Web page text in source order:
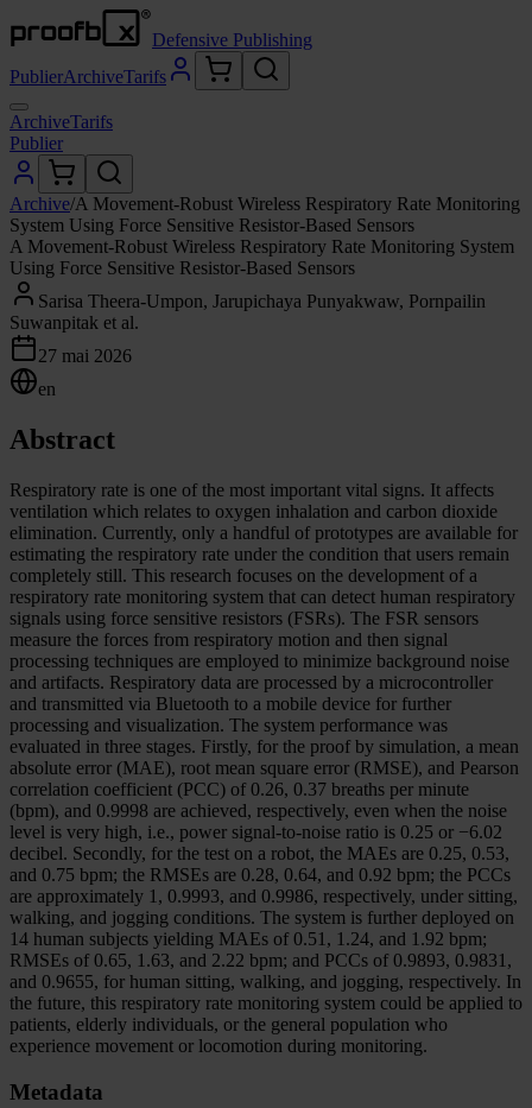
Defensive Publishing
PublierArchiveTarifs
ArchiveTarifs
Publier
Archive/A Movement-Robust Wireless Respiratory Rate Monitoring
System Using Force Sensitive Resistor-Based Sensors
A Movement-Robust Wireless Respiratory Rate Monitoring System
Using Force Sensitive Resistor-Based Sensors
Sarisa Theera-Umpon, Jarupichaya Punyakwaw, Pornpailin
Suwanpitak et al.
27 mai 2026
en
Abstract
Respiratory rate is one of the most important vital signs. It affects
ventilation which relates to oxygen inhalation and carbon dioxide
elimination. Currently, only a handful of prototypes are available for
estimating the respiratory rate under the condition that users remain
completely still. This research focuses on the development of a
respiratory rate monitoring system that can detect human respiratory
signals using force sensitive resistors (FSRs). The FSR sensors
measure the forces from respiratory motion and then signal
processing techniques are employed to minimize background noise
and artifacts. Respiratory data are processed by a microcontroller
and transmitted via Bluetooth to a mobile device for further
processing and visualization. The system performance was
evaluated in three stages. Firstly, for the proof by simulation, a mean
absolute error (MAE), root mean square error (RMSE), and Pearson
correlation coefficient (PCC) of 0.26, 0.37 breaths per minute
(bpm), and 0.9998 are achieved, respectively, even when the noise
level is very high, i.e., power signal-to-noise ratio is 0.25 or −6.02
decibel. Secondly, for the test on a robot, the MAEs are 0.25, 0.53,
and 0.75 bpm; the RMSEs are 0.28, 0.64, and 0.92 bpm; the PCCs
are approximately 1, 0.9993, and 0.9986, respectively, under sitting,
walking, and jogging conditions. The system is further deployed on
14 human subjects yielding MAEs of 0.51, 1.24, and 1.92 bpm;
RMSEs of 0.65, 1.63, and 2.22 bpm; and PCCs of 0.9893, 0.9831,
and 0.9655, for human sitting, walking, and jogging, respectively. In
the future, this respiratory rate monitoring system could be applied to
patients, elderly individuals, or the general population who
experience movement or locomotion during monitoring.
Metadata